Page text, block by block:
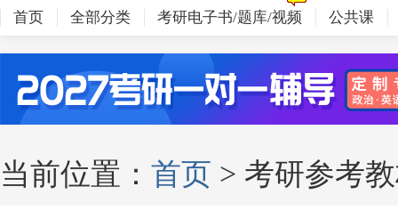
首页 全部分类 考研电子书/题库/视频 公共课
当前位置： 首页 > 考研参考